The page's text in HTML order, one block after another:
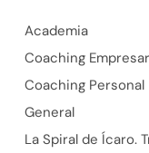
Academia
Coaching
Coaching Personal
General
La Spiral de Ícaro.